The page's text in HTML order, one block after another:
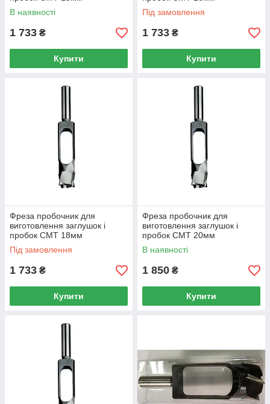
В наявності
1 733 ₴
Купити
Під замовлення
1 733 ₴
Купити
Фреза пробочник для
виготовлення заглушок і
пробок CMT 18мм
Під замовлення
1 733 ₴
Купити
Фреза пробочник для
виготовлення заглушок і
пробок CMT 20мм
В наявності
1 850 ₴
Купити